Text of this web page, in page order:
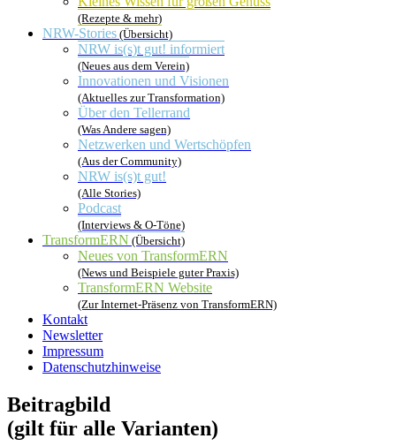
(Rezepte & mehr)
NRW-Stories (Übersicht)
NRW is(s)t gut! informiert
(Neues aus dem Verein)
Innovationen und Visionen
(Aktuelles zur Transformation)
Über den Tellerrand
(Was Andere sagen)
Netzwerken und Wertschöpfen
(Aus der Community)
NRW is(s)t gut!
(Alle Stories)
Podcast
(Interviews & O-Töne)
TransformERN (Übersicht)
Neues von TransformERN
(News und Beispiele guter Praxis)
TransformERN Website
(Zur Internet-Präsenz von TransformERN)
Kontakt
Newsletter
Impressum
Datenschutzhinweise
Beitragbild
(gilt für alle Varianten)